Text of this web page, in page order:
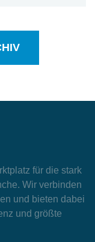
für die stark
Wir verbinden
und bieten dabei
und größte